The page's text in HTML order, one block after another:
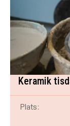
Keramik
Plats: